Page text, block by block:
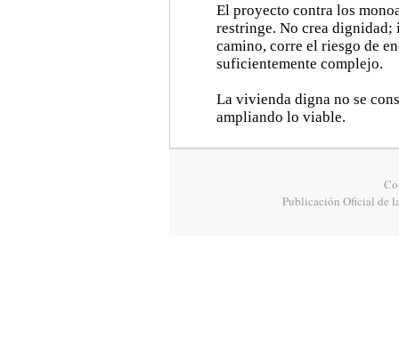
El proyecto contra los
restringe. No crea dignidad;
camino, corre el riesgo de
suficientemente complejo.
La vivienda digna no se
ampliando lo viable.
Publicación Oficial de